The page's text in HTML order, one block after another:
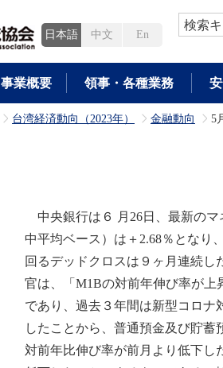
日本語 中文 En
検索
事業概要 領事・各種業務
>
台湾経済動向（2023年） >
金融動向 >
5
中央銀行は６ 月26日、最新のマ
中平均ベース）は＋2.68％となり
回るデッドクロスは９ヶ月連続し
官は、「M1Bの対前年伸び率が上
であり、過去３年間は新型コロナ
したことから、普通預金及び貯
対前年比伸び率が前月より低下し